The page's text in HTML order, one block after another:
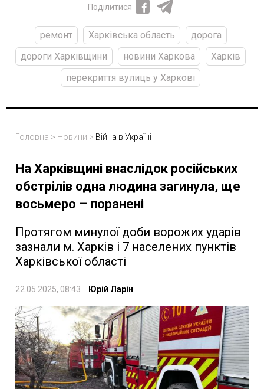
Поділитися
ремонт Харківська область
дорога
дороги Харківщини
новини Харкова
Харків
перекриття вулиць у Харкові
Головна > Новини > Війна в Україні
На Харківщині внаслідок російських
обстрілів одна людина загинула, ще
восьмеро – поранені
Протягом минулої доби ворожих ударів
зазнали м. Харків і 7 населених пунктів
Харківської області
22.05.2025, 08:43 Юрій Ларін